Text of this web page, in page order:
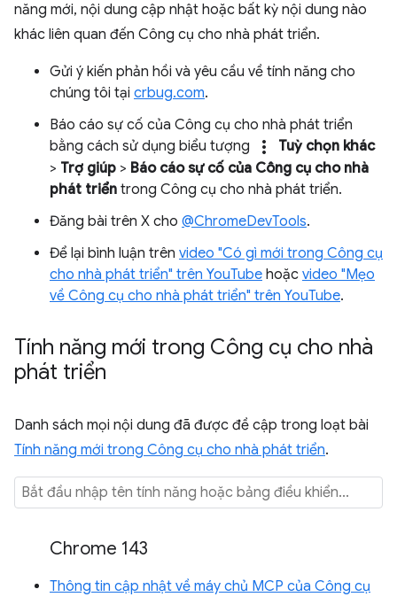
năng mới, nội dung cập nhật hoặc bất kỳ nội dung nào
khác liên quan đến Công cụ cho nhà phát triển.
Gửi ý kiến phản hồi và yêu cầu về tính năng cho
chúng tôi tại crbug.com.
Báo cáo sự cố của Công cụ cho nhà phát triển
bằng cách sử dụng biểu tượng
more_vert
Tuỳ chọn khác
> Trợ giúp > Báo cáo sự cố của Công cụ cho nhà
phát triển trong Công cụ cho nhà phát triển.
Đăng bài trên X cho @ChromeDevTools.
Để lại bình luận trên video "Có gì mới trong Công cụ
cho nhà phát triển" trên YouTube hoặc video "Mẹo
về Công cụ cho nhà phát triển" trên YouTube.
Tính năng mới trong Công cụ cho nhà
phát triển
Danh sách mọi nội dung đã được đề cập trong loạt bài
Tính năng mới trong Công cụ cho nhà phát triển.
Chrome 143
Thông tin cập nhật về máy chủ MCP của Công cụ